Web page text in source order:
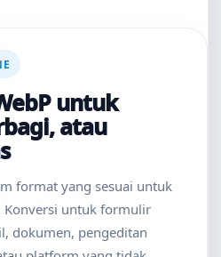
untuk
atau
format yang sesuai untuk
Konversi untuk formulir
dokumen, pengeditan